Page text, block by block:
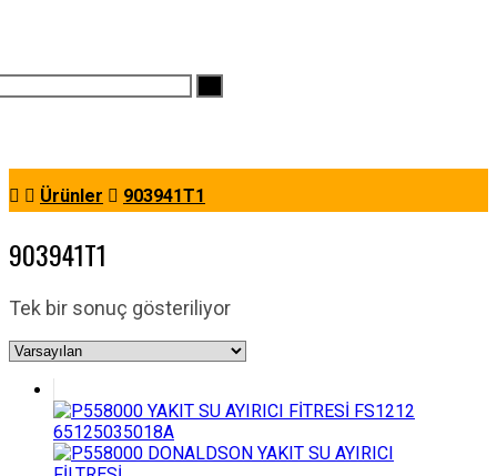
Ürünler 903941T1
903941T1
Tek bir sonuç gösteriliyor